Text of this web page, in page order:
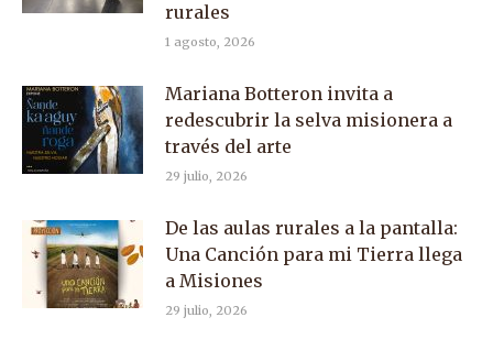
rurales
1 agosto, 2026
Mariana Botteron invita a
redescubrir la selva misionera a
través del arte
29 julio, 2026
De las aulas rurales a la pantalla:
Una Canción para mi Tierra llega
a Misiones
29 julio, 2026